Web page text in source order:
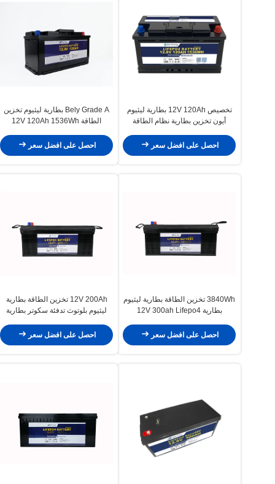
تخصيص 12V 120Ah بطارية ليثيوم
أيون تخزين بطارية نظام الطاقة
احصل على افضل سعر
Bely Grade A بطارية ليثيوم تخزين
الطاقة 12V 120Ah 1536Wh
احصل على افضل سعر
3840Wh تخزين الطاقة بطارية ليثيوم
بطارية 12V 300ah Lifepo4
احصل على افضل سعر
12V 200Ah تخزين الطاقة بطارية
ليثيوم بلوتوث تدفئة سكوتر بطارية
احصل على افضل سعر